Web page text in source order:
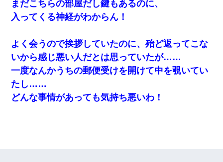
まだこちらの部屋だし鍵もあるのに、
入ってくる神経がわからん！
よく会うので挨拶していたのに、殆ど返ってこな
いから感じ悪い人だとは思っていたが……
一度なんかうちの郵便受けを開けて中を覗いてい
たし……
どんな事情があっても気持ち悪いわ！